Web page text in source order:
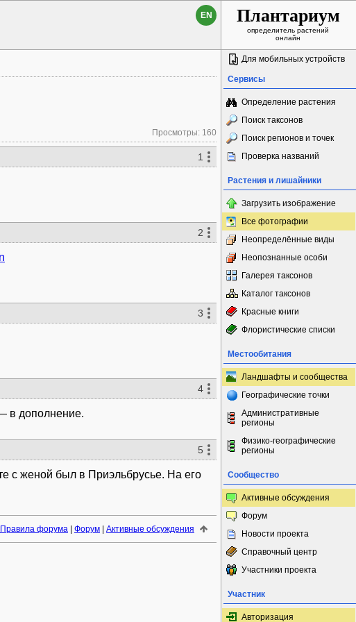
EN Плантариум
определитель растений
онлайн
Просмотры: 160
1
2
3
4
в дополнение.
5
с женой был в Приэльбрусье. На его
Правила форума Форум Активные обсуждения
Для мобильных устройств
Сервисы
Определение растения
Поиск таксонов
Поиск регионов и точек
Проверка названий
Растения и лишайники
Загрузить изображение
Все фотографии
Неопределённые виды
Неопознанные особи
Галерея таксонов
Каталог таксонов
Красные книги
Флористические списки
Местообитания
Ландшафты и сообщества
Географические точки
Административные
регионы
Физико-географические
регионы
Сообщество
Активные обсуждения
Форум
Новости проекта
Справочный центр
Участники проекта
Участник
Авторизация